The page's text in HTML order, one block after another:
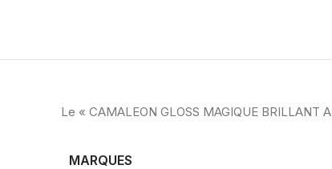
Le « CAMALEON GLOSS MAGIQUE BRILLANT
MARQUES